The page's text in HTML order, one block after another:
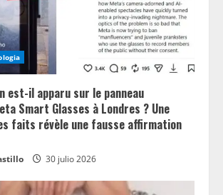
est-il apparu sur le panneau
Smart Glasses à Londres ? Une
faits révèle une fausse affirmation
30 julio 2026